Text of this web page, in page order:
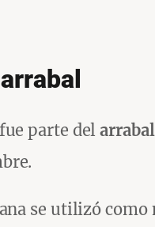
fue parte del
se utilizó